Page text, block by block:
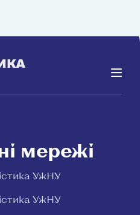
мережі
УжНУ
УжНУ